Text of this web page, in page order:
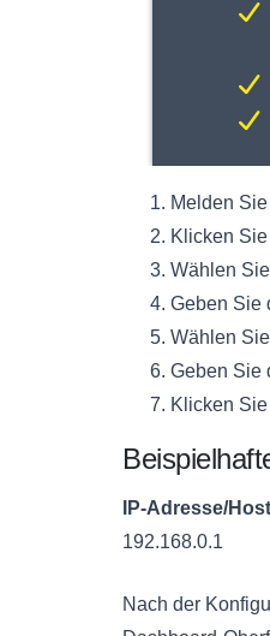
Melden
Klicken Sie
Wählen
Geben Sie
Wählen
Geben Sie
Klicken Sie
IP-Adresse/
192.168.0.1
Nach der